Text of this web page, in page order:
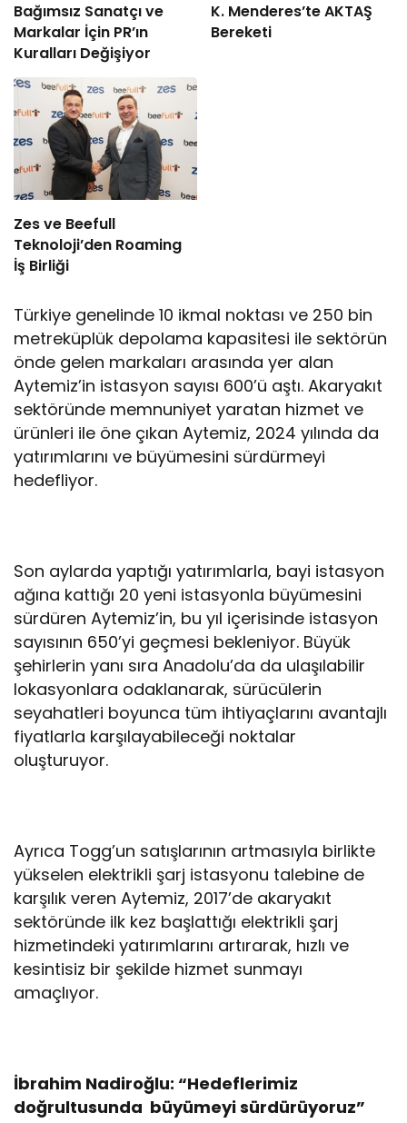
Bağımsız Sanatçı ve
Markalar İçin PR’ın
Kuralları Değişiyor
K. Menderes’te AKTAŞ
Bereketi
Zes ve Beefull
Teknoloji’den Roaming
İş Birliği
Türkiye genelinde 10 ikmal noktası ve 250 bin
metreküplük depolama kapasitesi ile sektörün
önde gelen markaları arasında yer alan
Aytemiz’in istasyon sayısı 600’ü aştı. Akaryakıt
sektöründe memnuniyet yaratan hizmet ve
ürünleri ile öne çıkan Aytemiz, 2024 yılında da
yatırımlarını ve büyümesini sürdürmeyi
hedefliyor.
Son aylarda yaptığı yatırımlarla, bayi istasyon
ağına kattığı 20 yeni istasyonla büyümesini
sürdüren Aytemiz’in, bu yıl içerisinde istasyon
sayısının 650’yi geçmesi bekleniyor. Büyük
şehirlerin yanı sıra Anadolu’da da ulaşılabilir
lokasyonlara odaklanarak, sürücülerin
seyahatleri boyunca tüm ihtiyaçlarını avantajlı
fiyatlarla karşılayabileceği noktalar
oluşturuyor.
Ayrıca Togg’un satışlarının artmasıyla birlikte
yükselen elektrikli şarj istasyonu talebine de
karşılık veren Aytemiz, 2017’de akaryakıt
sektöründe ilk kez başlattığı elektrikli şarj
hizmetindeki yatırımlarını artırarak, hızlı ve
kesintisiz bir şekilde hizmet sunmayı
amaçlıyor.
İbrahim Nadiroğlu: “Hedeflerimiz
doğrultusunda büyümeyi sürdürüyoruz”